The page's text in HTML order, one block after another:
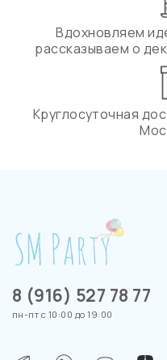
Вдохновляем
рассказываем о
Круглосуточная
8 (916) 527 78 77
пн-пт с 10:00 до 19:00